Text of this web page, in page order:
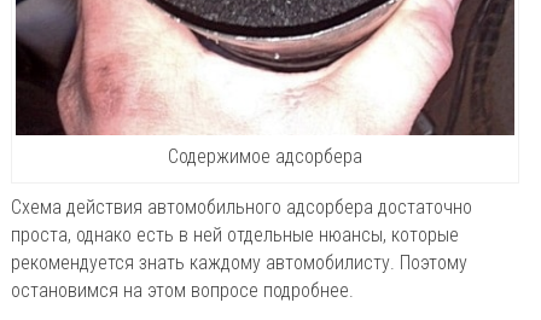
Содержимое адсорбера
Схема действия автомобильного адсорбера достаточно
проста, однако есть в ней отдельные нюансы, которые
рекомендуется знать каждому автомобилисту. Поэтому
остановимся на этом вопросе подробнее.